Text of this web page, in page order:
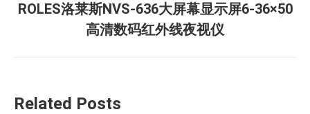
章：
未
来
ROLES洛莱斯NVS-636大屏幕显示屏6-36×50
高清数码红外线夜视仪
Related Posts